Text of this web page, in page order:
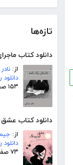
تازه‌ها
دانلود کتاب
از:
۱۵۳ صفحه
دانلود کتاب عشق
از:
۷۳ صفحه